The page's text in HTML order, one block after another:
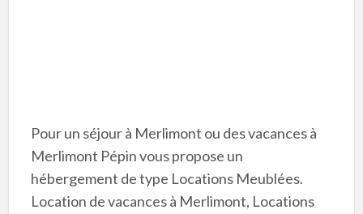
Pour un séjour à Merlimont ou des vacances à
Merlimont Pépin vous propose un
hébergement de type Locations Meublées.
Location de vacances à Merlimont, Locations